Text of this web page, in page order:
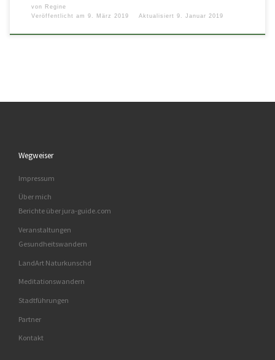
von Regine
Veröffentlicht am 9. März 2019 Aktualisiert 9. Januar 2019
Wegweiser
Impressum
Über mich
Berichte über jura-guide.com
Veranstaltungen
Gesundheitswandern
LandArt Naturkunschd
Meditationswandern
Stadtführungen
Partner
Kontakt